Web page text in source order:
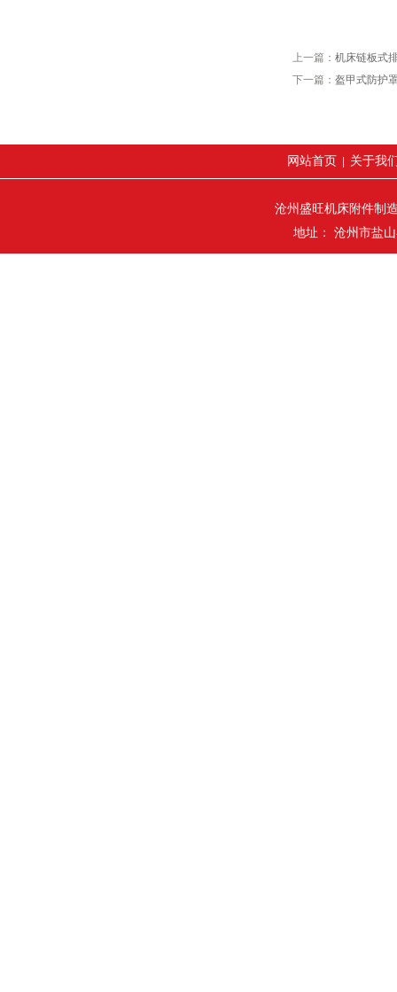
上一篇： 机床链板式
下一篇： 盔甲式防护
网站首页 关于我
沧州盛旺机床附件制
地址： 沧州市盐